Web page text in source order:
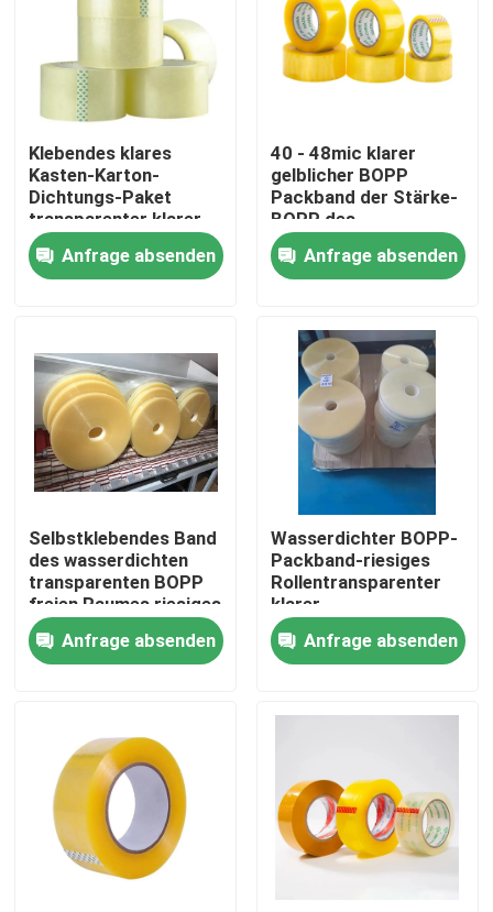
Haus
Über uns
Fabrik-Ausflug
Qualitätskontrolle
Treten Sie mit uns in Verbindung
Klebstreifen BOPP
Kraftpapier-Klebstreifen
Klebendes klares
Kasten-Karton-
Dichtungs-Paket
transparenter klarer
Bopp-Packband
Anfrage absenden
40 - 48mic klarer
gelblicher BOPP
Packband der Stärke-
BOPP des
Klebstreifen-
Anfrage absenden
Selbstklebendes Band
des wasserdichten
transparenten BOPP
freien Raumes riesiges
Rollen
Anfrage absenden
Wasserdichter BOPP-
Packband-riesiges
Rollentransparenter
klarer
Farbklebstreifen
Anfrage absenden